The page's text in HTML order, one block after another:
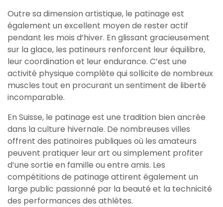
Outre sa dimension artistique, le patinage est
également un excellent moyen de rester actif
pendant les mois d’hiver. En glissant gracieusement
sur la glace, les patineurs renforcent leur équilibre,
leur coordination et leur endurance. C’est une
activité physique complète qui sollicite de nombreux
muscles tout en procurant un sentiment de liberté
incomparable.
En Suisse, le patinage est une tradition bien ancrée
dans la culture hivernale. De nombreuses villes
offrent des patinoires publiques où les amateurs
peuvent pratiquer leur art ou simplement profiter
d’une sortie en famille ou entre amis. Les
compétitions de patinage attirent également un
large public passionné par la beauté et la technicité
des performances des athlètes.